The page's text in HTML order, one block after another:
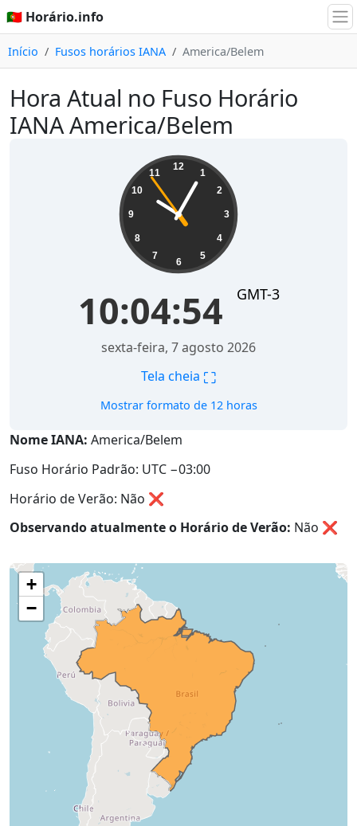
🇵🇹 Horário.info
Início Fusos horários IANA America/Belem
Hora Atual no Fuso Horário
IANA America/Belem
12
1
2
3
4
5
6
7
8
9
10
11
10:04:54 GMT-3
sexta-feira, 7 agosto 2026
Tela cheia ⛶
Mostrar formato de 12 horas
Nome IANA: America/Belem
Fuso Horário Padrão: UTC −03:00
Horário de Verão: Não ❌
Observando atualmente o Horário de Verão: Não ❌
+
−